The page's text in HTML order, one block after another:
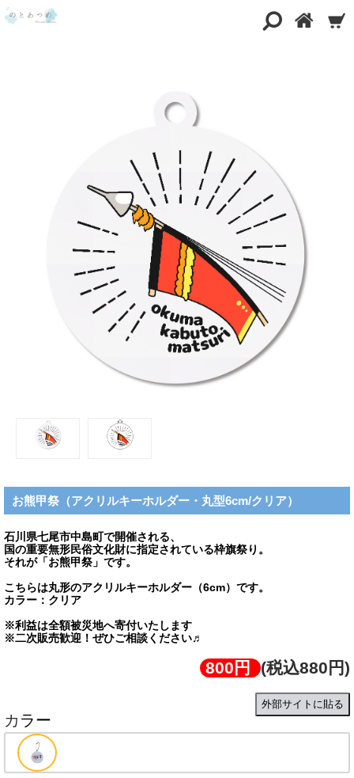
お熊甲祭（アクリルキーホルダー・丸型6cm/クリア）
石川県七尾市中島町で開催される、
国の重要無形民俗文化財に指定されている枠旗祭り。
それが「お熊甲祭」です。
こちらは丸形のアクリルキーホルダー（6cm）です。
カラー：クリア
※利益は全額被災地へ寄付いたします
※二次販売歓迎！ぜひご相談ください♬
800円 (税込880円)
外部サイトに貼る
カラー